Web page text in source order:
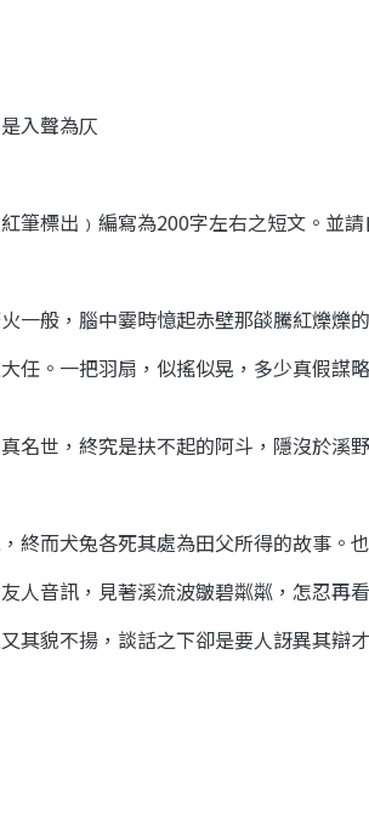
入聲為仄
筆標出﹚編寫為200字左右之短文。並請
一般，腦中霎時憶起赤壁那燄騰紅爍爍
任。一把羽扇，似搖似晃，多少真假謀
真名世，終究是扶不起的阿斗，隱沒於溪
終而犬兔各死其處為田父所得的故事。
人音訊，見著溪流波皺碧粼粼 ，怎忍再
其貌不揚，談話之下卻是要人訝異其辯